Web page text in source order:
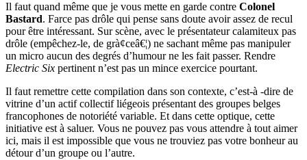
Il faut quand même que je vous mette en garde contre Colonel
Bastard. Farce pas drôle qui pense sans doute avoir assez de recul
pour être intéressant. Sur scène, avec le présentateur calamiteux pas
drôle (empêchez-le, de grà¢ceâ€¦) ne sachant même pas manipuler
un micro aucun des degrés d’humour ne les fait passer. Rendre
Electric Six pertinent n’est pas un mince exercice pourtant.
Il faut remettre cette compilation dans son contexte, c’est-à -dire de
vitrine d’un actif collectif liégeois présentant des groupes belges
francophones de notoriété variable. Et dans cette optique, cette
initiative est à saluer. Vous ne pouvez pas vous attendre à tout aimer
ici, mais il est impossible que vous ne trouviez pas votre bonheur au
détour d’un groupe ou l’autre.